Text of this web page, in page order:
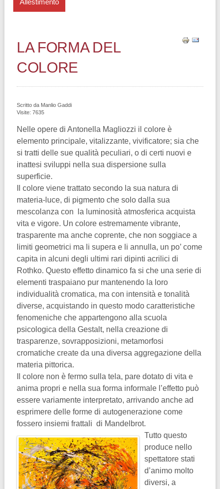
LA FORMA DEL
COLORE
Scritto da Manlio Gaddi
Visite: 7635
Nelle opere di Antonella Magliozzi il colore è
elemento principale, vitalizzante, vivificatore; sia che
si tratti delle sue qualità peculiari, o di certi nuovi e
inattesi sviluppi nella sua dispersione sulla
superficie.
Il colore viene trattato secondo la sua natura di
materia-luce, di pigmento che solo dalla sua
mescolanza con la luminosità atmosferica acquista
vita e vigore. Un colore estremamente vibrante,
trasparente ma anche coprente, che non soggiace a
limiti geometrici ma li supera e li annulla, un po’ come
capita in alcuni degli ultimi rari dipinti acrilici di
Rothko. Questo effetto dinamico fa si che una serie di
elementi traspaiano pur mantenendo la loro
individualità cromatica, ma con intensità e tonalità
diverse, acquistando in questo modo caratteristiche
fenomeniche che appartengono alla scuola
psicologica della Gestalt, nella creazione di
trasparenze, sovrapposizioni, metamorfosi
cromatiche create da una diversa aggregazione della
materia pittorica.
Il colore non è fermo sulla tela, pare dotato di vita e
anima propri e nella sua forma informale l’effetto può
essere variamente interpretato, arrivando anche ad
esprimere delle forme di autogenerazione come
fossero insiemi frattali di Mandelbrot.
Tutto questo
produce nello
spettatore stati
d’animo molto
diversi, a